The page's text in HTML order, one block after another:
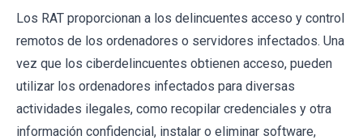
Los RAT proporcionan a los delincuentes acceso y control
remotos de los ordenadores o servidores infectados. Una
vez que los ciberdelincuentes obtienen acceso, pueden
utilizar los ordenadores infectados para diversas
actividades ilegales, como recopilar credenciales y otra
información confidencial, instalar o eliminar software,